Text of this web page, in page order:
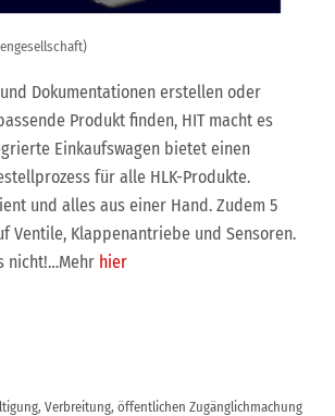
Dokumentationen erstellen oder
Produkt finden, HIT macht es
Einkaufswagen bietet einen
für alle HLK-Produkte.
und alles aus einer Hand. Zudem 5
Ventile, Klappenantriebe und Sensoren.
nicht!…Mehr hier
Verbreitung, öffentlichen Zugänglichmachung